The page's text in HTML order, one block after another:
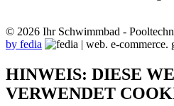
© 2026 Ihr Schwimmbad -
by fedia
HINWEIS: DIESE
VERWENDET